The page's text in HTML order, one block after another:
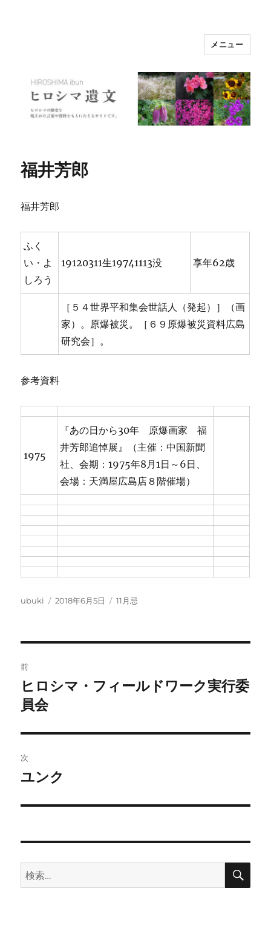
メニュー
福井芳郎
福井芳郎
ふく
い・よ
しろう
19120311生19741113没 享年62歳
［５４世界平和集会世話人（発起）］（画
家）。原爆被災。［６９原爆被災資料広島
研究会］。
参考資料
1975
『あの日から30年 原爆画家 福
井芳郎追悼展』（主催：中国新聞
社、会期：1975年8月1日～6日、
会場：天満屋広島店８階催場）
投
ubuki
投
2018年6月5日
カ
11月忌
稿
ナ
ビ
ゲ
ー
シ
ン
前
前
の
稿:
ヒロシマ・フィールドワーク実行委
員会
次
次
投
ユンク
検
索:
検